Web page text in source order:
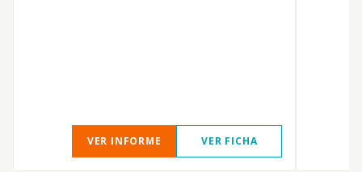
VER INFORME VER FICHA